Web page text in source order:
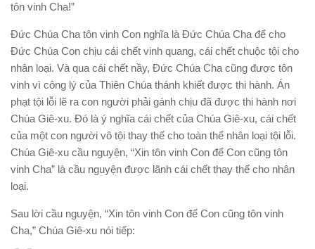
tôn vinh Cha!”
Đức Chúa Cha tôn vinh Con nghĩa là Đức Chúa Cha để cho
Đức Chúa Con chịu cái chết vinh quang, cái chết chuộc tội cho
nhân loại. Và qua cái chết nầy, Đức Chúa Cha cũng được tôn
vinh vì công lý của Thiên Chúa thánh khiết được thi hành. Án
phạt tội lỗi lẽ ra con người phải gánh chịu đã được thi hành nơi
Chúa Giê-xu. Đó là ý nghĩa cái chết của Chúa Giê-xu, cái chết
của một con người vô tội thay thế cho toàn thể nhân loại tội lỗi.
Chúa Giê-xu cầu nguyện, “Xin tôn vinh Con để Con cũng tôn
vinh Cha” là cầu nguyện được lãnh cái chết thay thế cho nhân
loại.
Sau lời cầu nguyện, “Xin tôn vinh Con để Con cũng tôn vinh
Cha,” Chúa Giê-xu nói tiếp: